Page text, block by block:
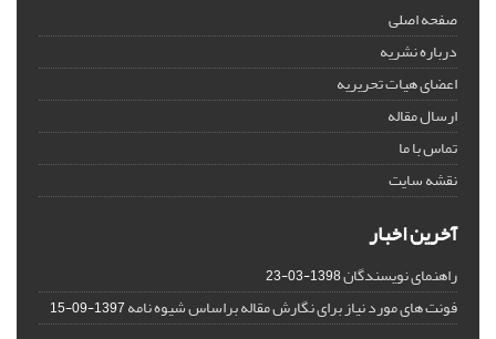
صفحه اصلی
درباره نشریه
اعضای هیات تحریریه
ارسال مقاله
تماس با ما
نقشه سایت
آخرین اخبار
راهنمای نویسندگان1398-03-23
فونت های مورد نیاز برای نگارش مقاله براساس شیوه نامه1397-09-15